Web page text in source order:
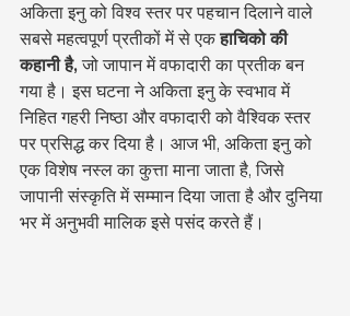
अकिता इनु को विश्व स्तर पर पहचान दिलाने वाले
सबसे महत्वपूर्ण प्रतीकों में से एक हाचिको की
कहानी है, जो जापान में वफादारी का प्रतीक बन
गया है। इस घटना ने अकिता इनु के स्वभाव में
निहित गहरी निष्ठा और वफादारी को वैश्विक स्तर
पर प्रसिद्ध कर दिया है। आज भी, अकिता इनु को
एक विशेष नस्ल का कुत्ता माना जाता है, जिसे
जापानी संस्कृति में सम्मान दिया जाता है और दुनिया
भर में अनुभवी मालिक इसे पसंद करते हैं।